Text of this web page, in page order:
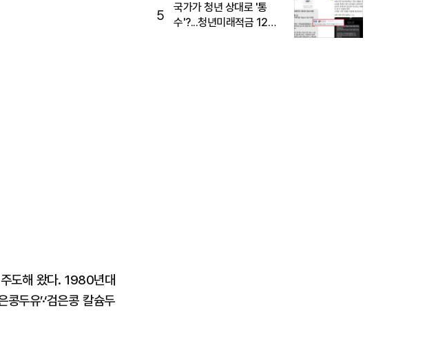
도해 왔다. 1980년대
두유’·‘검은콩 칼슘두
5
국가가 청년 상대로 '통
수'?...청년미래적금 12%